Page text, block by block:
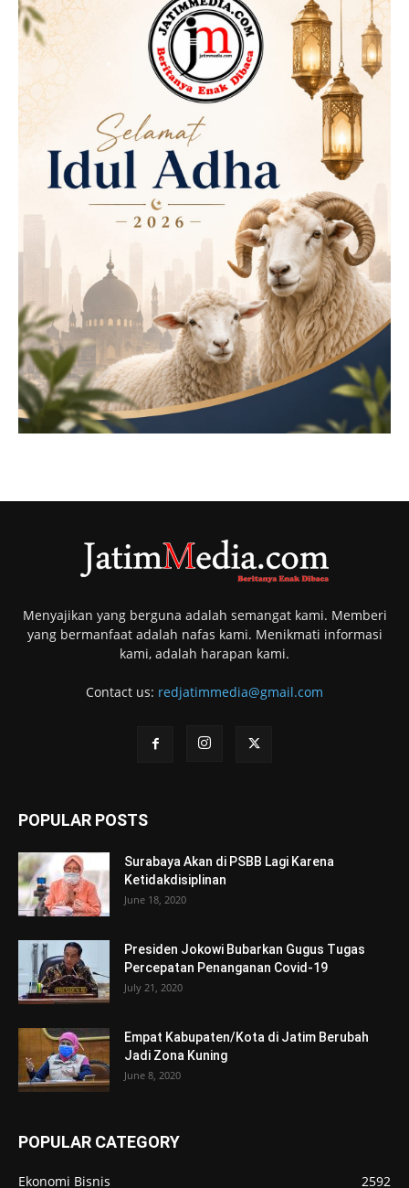
Menyajikan yang berguna adalah semangat kami. Memberi
yang bermanfaat adalah nafas kami. Menikmati informasi
kami, adalah harapan kami.
Contact us: redjatimmedia@gmail.com
POPULAR POSTS
Surabaya Akan di PSBB Lagi Karena
Ketidakdisiplinan
June 18, 2020
Presiden Jokowi Bubarkan Gugus Tugas
Percepatan Penanganan Covid-19
July 21, 2020
Empat Kabupaten/Kota di Jatim Berubah
Jadi Zona Kuning
June 8, 2020
POPULAR CATEGORY
Ekonomi Bisnis 2592